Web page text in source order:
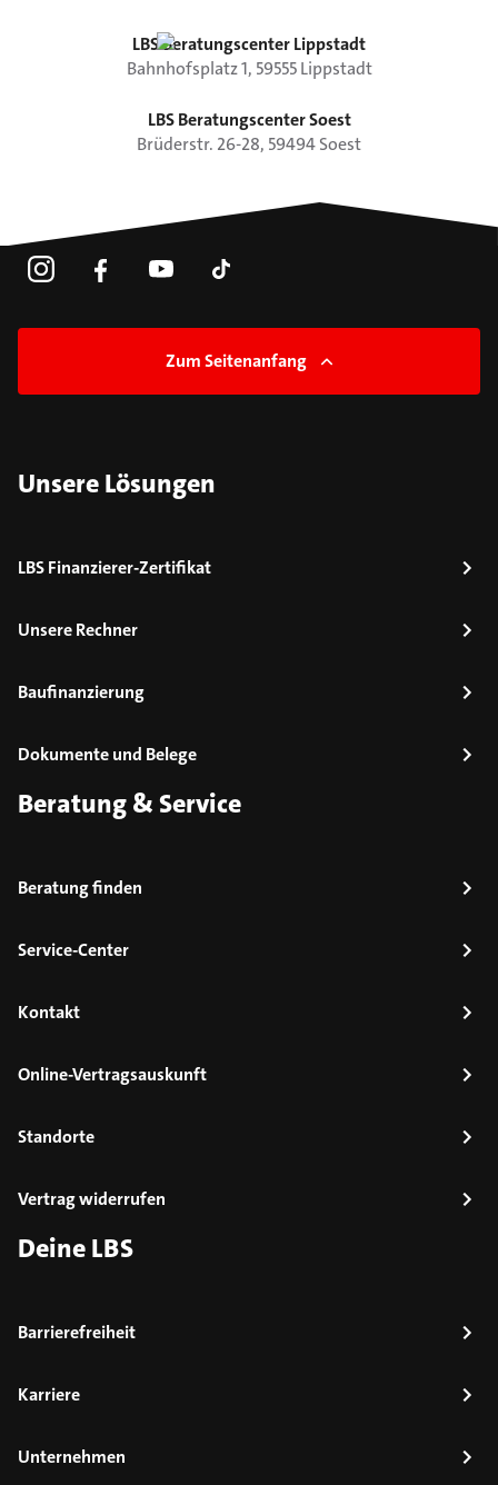
LBS Beratungscenter Lippstadt
Bahnhofsplatz1, 59555 Lippstadt
LBS Beratungscenter Soest
Brüderstr. 26-28, 59494Soest
Zum Seitenanfang
Unsere Lösungen
LBS Finanzierer-Zertifikat
Unsere Rechner
Baufinanzierung
Dokumente und Belege
Beratung & Service
Beratung finden
Service-Center
Kontakt
Online-Vertragsauskunft
Standorte
Vertrag widerrufen
Deine LBS
Barrierefreiheit
Karriere
Unternehmen